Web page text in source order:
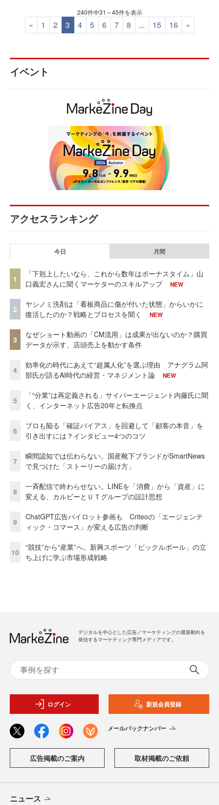
240件中31～45件を表示
« 1 2 3 4 5 6 7 8 ... 15 16 »
イベント
アクセスランキング
今日 月間
1
「下剋上したいなら、これから数年はボーナスタイム」山
口義宏さんに聞くマーケターのスキルアップ
NEW
2
ヤシノミ洗剤は「看板商品に傷が付いた状態」からいかに
復活したのか？戦略とプロセスを聞く
NEW
3
なぜショート動画の「CM流用」は成果が出ないのか？購買
データが示す、店頭売上を動かす条件
4
効率化の時代にあえて“超属人化”を選ぶ理由 アナグラム阿
部氏が語るAI時代の経営・マネジメント論
NEW
5
「“分業”は再定義される」サイバーエージェント内藤氏に聞
く、インターネット広告20年と転換点
6
プロも陥る「確証バイアス」を回避して「顧客の本音」を
引き出すには？インタビュー4つのコツ
7
瞬間認知では伝わらない。国産靴下ブランドがSmartNews
で見つけた「ストーリーの届け方」
8
一斉配信で終わらせない。LINEを「消費」から「資産」に
変える、カルビーとＵＴグループの設計思想
9
ChatGPT広告パイロット参画も Criteoの「エージェンテ
ィック・コマース」が変える広告の判断
10
“競技”から“産業”へ。新興スポーツ「ピックルボール」の立
ち上げに学ぶ市場形成戦略
デジタルを中心とした広告／マーケティングの最新動向を
発信するマーケティング専門メディアです。
ログイン 新規会員登録
メールバックナンバー
広告掲載のご案内 取材掲載のご依頼
ニュース